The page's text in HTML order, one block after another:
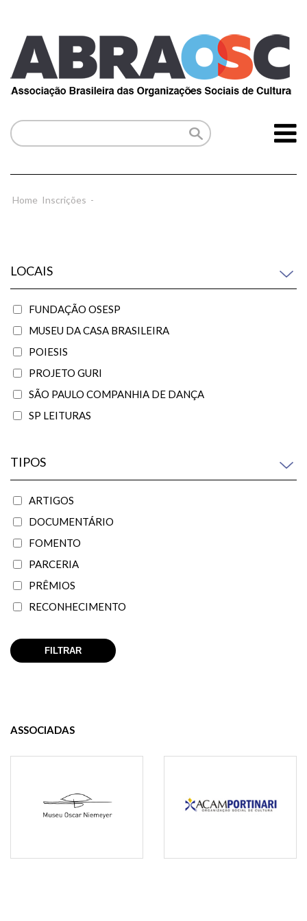
Home Inscrições -
LOCAIS
FUNDAÇÃO OSESP
MUSEU DA CASA BRASILEIRA
POIESIS
PROJETO GURI
SÃO PAULO COMPANHIA DE DANÇA
SP LEITURAS
TIPOS
ARTIGOS
DOCUMENTÁRIO
FOMENTO
PARCERIA
PRÊMIOS
RECONHECIMENTO
ASSOCIADAS